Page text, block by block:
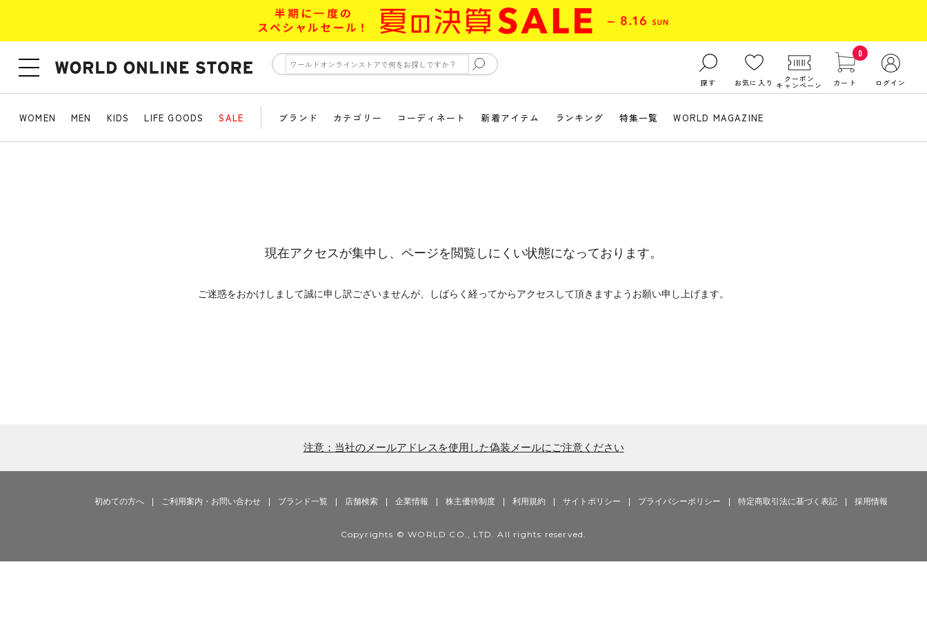
探す お気に入り クーポン
キャンペーン
0
カート ログイン
WOMEN MEN KIDS LIFE GOODS SALE ブランド カテゴリー コーディネート 新着アイテム ランキング 特集一覧 WORLD MAGAZINE
現在アクセスが集中し、ページを閲覧しにくい状態になっております。
ご迷惑をおかけしまして誠に申し訳ございませんが、しばらく経ってからアクセスして頂きますようお願い申し上げます。
注意：当社のメールアドレスを使用した偽装メールにご注意ください
初めての方へ ご利用案内・お問い合わせ ブランド一覧 店舗検索 企業情報 株主優待制度 利用規約 サイトポリシー プライバシーポリシー 特定商取引法に基づく表記 採用情報
Copyrights © WORLD CO., LTD. All rights reserved.